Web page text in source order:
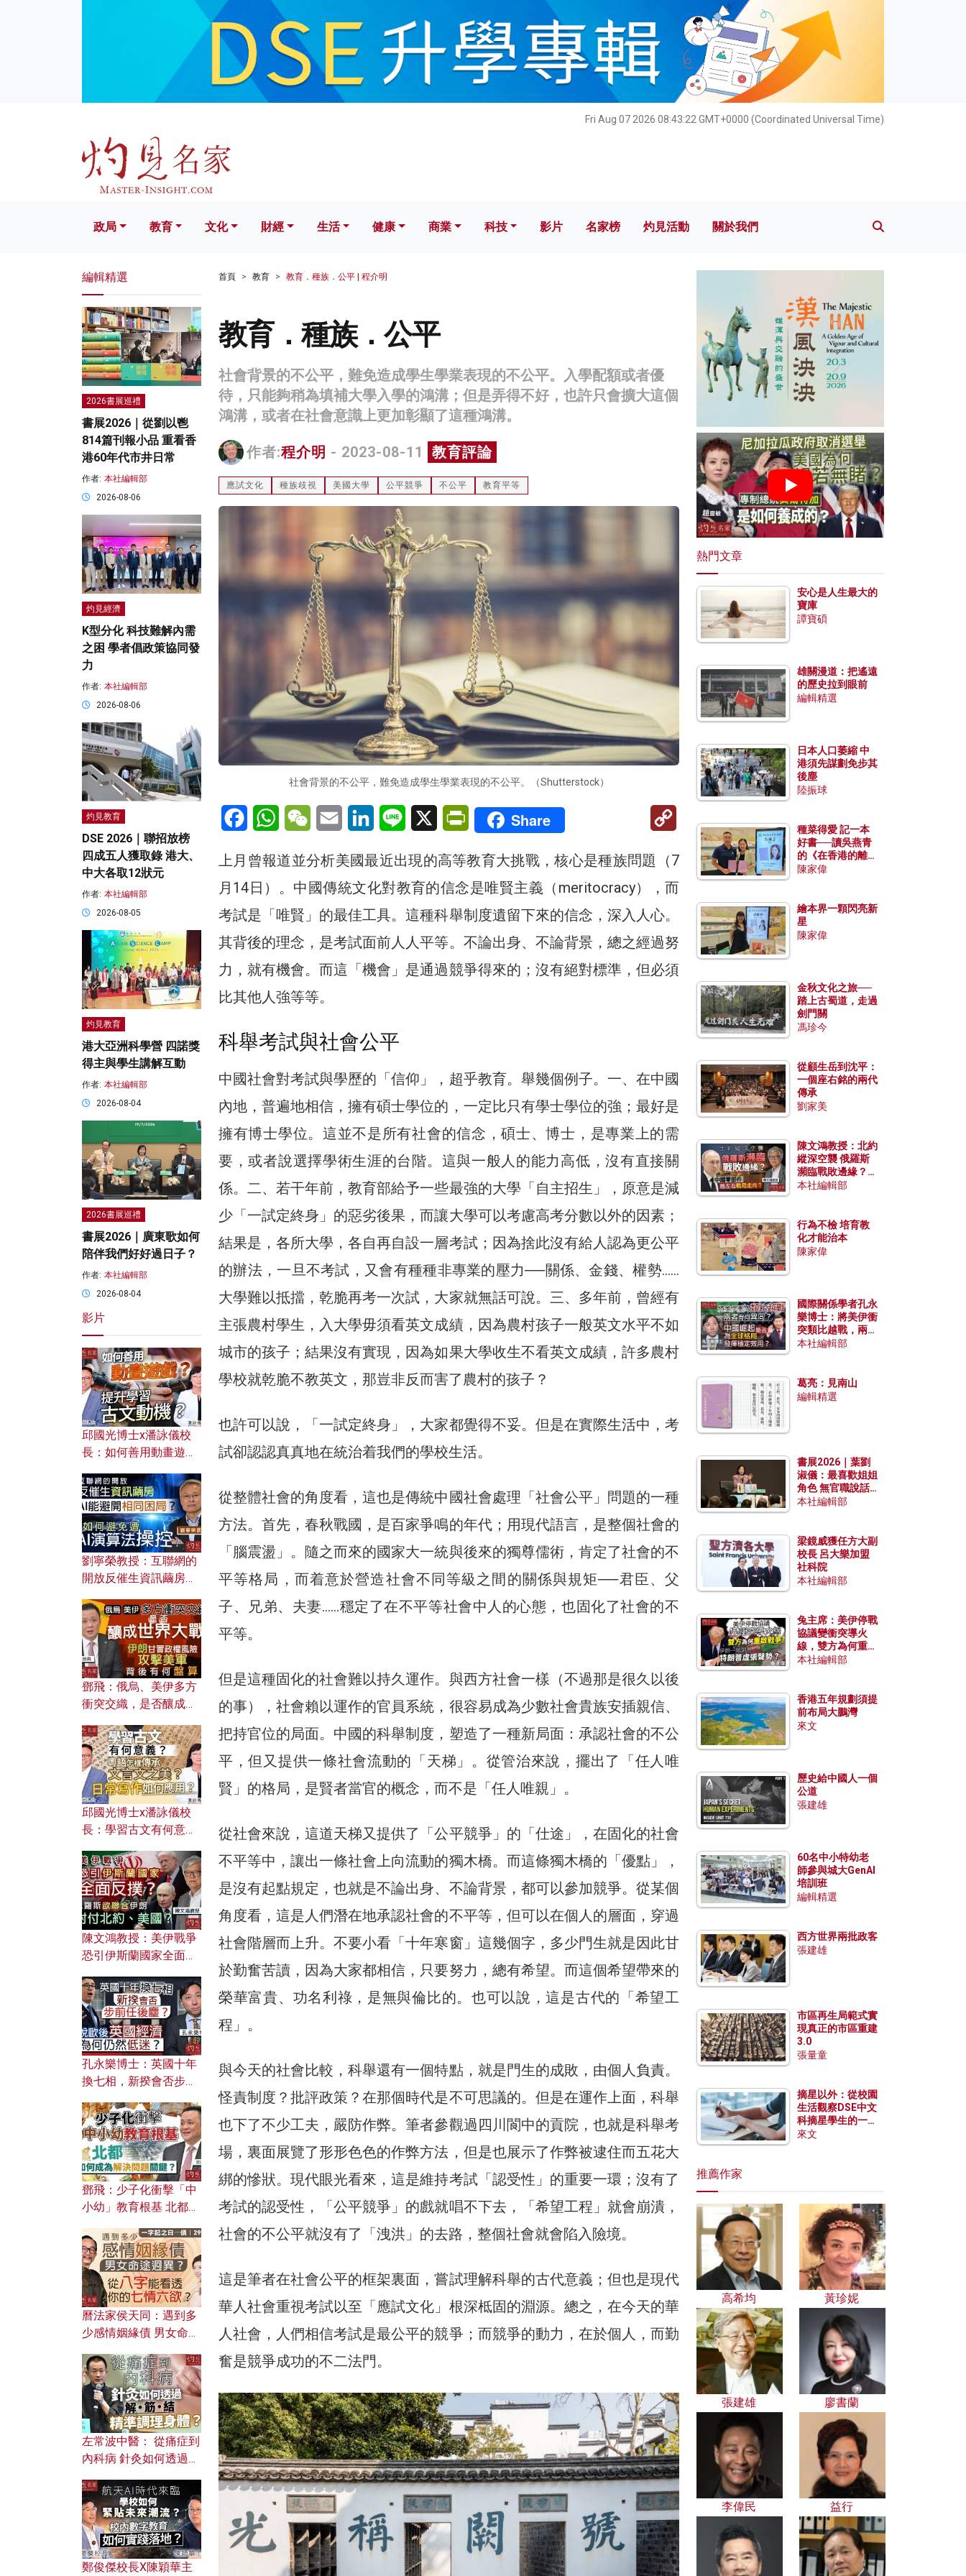
Fri Aug 07 2026 08:43:24 GMT+0000 (Coordinated Universal Time)
文化 財經 生活 健康 科技 影片 名家榜 灼見活動 關於我們
政局 教育 文化 財經 生活 健康 商業 科技 影片 名家榜 灼見活動 關於我們
首頁 教育 教育．種族．公平 | 程介明
教育．種族．公平
社會背景的不公平，難免造成學生學業表現的不公平。入學配額或者優
待，只能夠稍為填補大學入學的鴻溝；但是弄得不好，也許只會擴大這個
鴻溝，或者在社會意識上更加彰顯了這種鴻溝。
作者:程介明 - 2023-08-11 教育評論
應試文化 種族歧視 美國大學 公平競爭 不公平 教育平等
社會背景的不公平，難免造成學生學業表現的不公平。（Shutterstock）
FacebookWhatsAppWeChatEmail LinkedInLine X PrintFriendly
Share
上月曾報道並分析美國最近出現的高等教育大挑戰，核心是種族問題（7
月14日）。中國傳統文化對教育的信念是唯賢主義（meritocracy），而
考試是「唯賢」的最佳工具。這種科舉制度遺留下來的信念，深入人心。
其背後的理念，是考試面前人人平等。不論出身、不論背景，總之經過努
力，就有機會。而這「機會」是通過競爭得來的；沒有絕對標準，但必須
比其他人強等等。
科舉考試與社會公平
中國社會對考試與學歷的「信仰」，超乎教育。舉幾個例子。一、在中國
內地，普遍地相信，擁有碩士學位的，一定比只有學士學位的強；最好是
擁有博士學位。這並不是所有社會的信念，碩士、博士，是專業上的需
要，或者說選擇學術生涯的台階。這與一般人的能力高低，沒有直接關
係。二、若干年前，教育部給予一些最強的大學「自主招生」，原意是減
少「一試定終身」的惡劣後果，而讓大學可以考慮高考分數以外的因素；
結果是，各所大學，各自再自設一層考試；因為捨此沒有給人認為更公平
的辦法，一旦不考試，又會有種種非專業的壓力──關係、金錢、權勢……
大學難以抵擋，乾脆再考一次試，大家就無話可說。三、多年前，曾經有
主張農村學生，入大學毋須看英文成績，因為農村孩子一般英文水平不如
城市的孩子；結果沒有實現，因為如果大學收生不看英文成績，許多農村
學校就乾脆不教英文，那豈非反而害了農村的孩子？
也許可以說，「一試定終身」，大家都覺得不妥。但是在實際生活中，考
試卻認認真真地在統治着我們的學校生活。
從整體社會的角度看，這也是傳統中國社會處理「社會公平」問題的一種
方法。首先，春秋戰國，是百家爭鳴的年代；用現代語言，是整個社會的
「腦震盪」。隨之而來的國家大一統與後來的獨尊儒術，肯定了社會的不
平等格局，而着意於營造社會不同等級之間的關係與規矩──君臣、父
子、兄弟、夫妻……穩定了在不平等社會中人的心態，也固化了社會的不
平等。
但是這種固化的社會難以持久運作。與西方社會一樣（不過那是很久以後
的事），社會賴以運作的官員系統，很容易成為少數社會貴族安插親信、
把持官位的局面。中國的科舉制度，塑造了一種新局面：承認社會的不公
平，但又提供一條社會流動的「天梯」。從管治來說，擺出了「任人唯
賢」的格局，是賢者當官的概念，而不是「任人唯親」。
從社會來說，這道天梯又提供了「公平競爭」的「仕途」，在固化的社會
不平等中，讓出一條社會上向流動的獨木橋。而這條獨木橋的「優點」，
是沒有起點規定，也就是不論出身、不論背景，都可以參加競爭。從某個
角度看，這是人們潛在地承認社會的不平等，但可以在個人的層面，穿過
社會階層而上升。不要小看「十年寒窗」這幾個字，多少門生就是因此甘
於勤奮苦讀，因為大家都相信，只要努力，總有希望。而這個希望帶來的
榮華富貴、功名利祿，是無與倫比的。也可以說，這是古代的「希望工
程」。
與今天的社會比較，科舉還有一個特點，就是門生的成敗，由個人負責。
怪責制度？批評政策？在那個時代是不可思議的。但是在運作上面，科舉
也下了不少工夫，嚴防作弊。筆者參觀過四川閬中的貢院，也就是科舉考
場，裏面展覽了形形色色的作弊方法，但是也展示了作弊被逮住而五花大
綁的慘狀。現代眼光看來，這是維持考試「認受性」的重要一環；沒有了
考試的認受性，「公平競爭」的戲就唱不下去，「希望工程」就會崩潰，
社會的不公平就沒有了「洩洪」的去路，整個社會就會陷入險境。
這是筆者在社會公平的框架裏面，嘗試理解科舉的古代意義；但也是現代
華人社會重視考試以至「應試文化」根深柢固的淵源。總之，在今天的華
人社會，人們相信考試是最公平的競爭；而競爭的動力，在於個人，而勤
奮是競爭成功的不二法門。
編輯精選
2026書展巡禮
書展2026｜從劉以鬯
814篇刊報小品 重看香
港60年代市井日常
作者: 本社編輯部
2026-08-06
灼見經濟
K型分化 科技難解內需
之困 學者倡政策協同發
力
作者: 本社編輯部
2026-08-06
灼見教育
DSE 2026｜聯招放榜
四成五人獲取錄 港大、
中大各取12狀元
作者: 本社編輯部
2026-08-05
灼見教育
港大亞洲科學營 四諾獎
得主與學生講解互動
作者: 本社編輯部
2026-08-04
2026書展巡禮
書展2026｜廣東歌如何
陪伴我們好好過日子？
作者: 本社編輯部
2026-08-04
影片
邱國光博士x潘詠儀校
長：如何善用動畫遊戲
劉寧榮教授：互聯網的
開放反催生資訊繭房，
何避免遭AI演算法操
控？
鄧飛：俄烏、美伊多方
衝突交織，是否釀成世
風險攻擊美軍，背後有
何盤算？
邱國光博士x潘詠儀校
長：學習古文有何意
文之美？ 日常寫作如何
應用？
陳文鴻教授：美伊戰爭
恐引伊斯蘭國家全面反
對付北約美國？
孔永樂博士：英國十年
換七相，新揆會否步前
濟為何仍然低迷？
鄧飛：少子化衝擊「中
小幼」教育根基 北都如
曆法家侯天同：遇到多
少感情姻緣債 男女命途
的七情六欲？
左常波中醫： 從痛症到
內科病 針灸如何透過解
鄭俊傑校長X陳穎華主
熱門文章
安心是人生最大的
寶庫
譚寶碩
雄關漫道：把遙遠
的歷史拉到眼前
編輯精選
日本人口萎縮 中
港須先謀劃免步其
後塵
陸振球
種菜得愛 記一本
好書──讀吳燕青
的《在香港的離島
種菜》
陳家偉
繪本界一顆閃亮新
星
陳家偉
金秋文化之旅──
踏上古蜀道，走過
劍門關
馮珍今
從顧生岳到沈平：
一個座右銘的兩代
傳承
劉家美
陳文鴻教授：北約
縱深空襲 俄羅斯
瀕臨戰敗邊緣？中
國零部件能左右戰
本社編輯部
行為不檢 培育教
化才能治本
陳家偉
國際關係學者孔永
樂博士：將美伊衝
突類比越戰，兩者
有何異同？中國崛
本社編輯部
葛亮：見南山
編輯精選
書展2026｜葉劉
淑儀：最喜歡姐姐
角色 無官職說話
包袱少
本社編輯部
梁鏡威獲任方大副
校長 呂大樂加盟
社科院
本社編輯部
兔主席：美伊停戰
協議變衝突導火
線，雙方為何重啟
戰爭？伊朗一早洞
本社編輯部
香港五年規劃須提
前布局大鵬灣
來文
歷史給中國人一個
公道
張建雄
60名中小特幼老
師參與城大GenAI
培訓班
編輯精選
西方世界兩批政客
張建雄
市區再生局範式實
現真正的市區重建
3.0
張量童
摘星以外：從校園
生活觀察DSE中文
科摘星學生的一點
特質
來文
推薦作家
高希均 黃珍妮
張建雄 廖書蘭
李偉民 益行